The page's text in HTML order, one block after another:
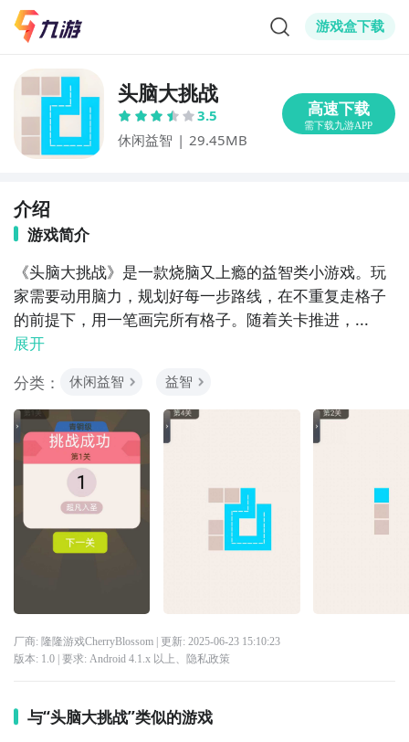
游戏盒下载
头脑大挑战
3.5
休闲益智 | 29.45MB
介绍
游戏简介
《头脑大挑战》是一款烧脑又上瘾的益智类小游戏。玩
家需要动用脑力，规划好每一步路线，在不重复走格子
的前提下，用一笔画完所有格子。随着关卡推进，...
展开
分类：
休闲益智 益智
厂商: 隆隆游戏CherryBlossom| 更新: 2025-06-23 15:10:23
版本: 1.0| 要求: Android 4.1.x 以上、 隐私政策
与“头脑大挑战”类似的游戏